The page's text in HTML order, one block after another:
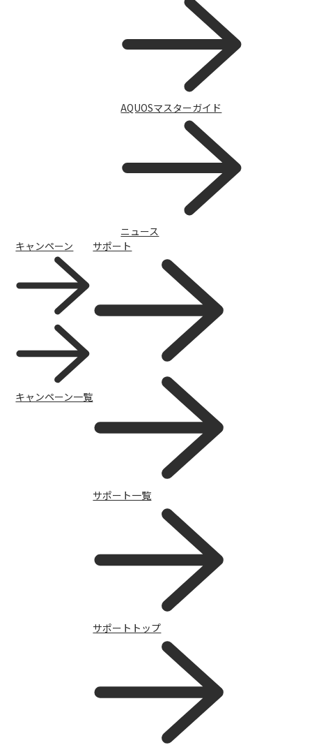
AQUOSマスターガイド
ニュース
キャンペーン
キャンペーン一覧
サポート
サポート一覧
サポートトップ